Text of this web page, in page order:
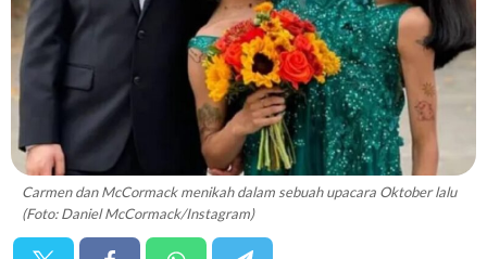
Carmen dan McCormack menikah dalam sebuah upacara Oktober lalu
(Foto: Daniel McCormack/Instagram)